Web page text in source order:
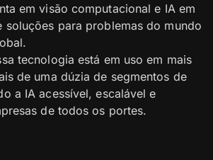
em visão computacional e IA em
soluções para problemas do mundo
tecnologia está em uso em mais
de uma dúzia de segmentos de
a IA acessível, escalável e
de todos os portes.